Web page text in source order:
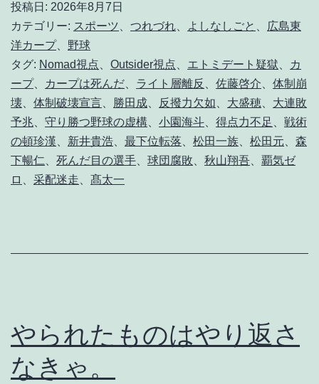
、
ゆ
。
投稿日: 2026年8月7日
カテゴリー: スポーツ、 つれづれ、 よしなしごと 、 広島東
洋カープ、 野球
タグ: Nomad視点、 Outsider視点、 エトミデート疑獄、
カ
ープ、 カープは死んだ、 ライト層離反 、 佐藤啓介、 体制崩
壊、 体制破壊宣言、 勝田成、 反撥力欠如、 大盛穂、 大連敗
予兆、 守り勝つ野球の虚構、 小園海斗、 得点力不足 、 戦術
の頓珍漢、 新井貴浩、 最下位転落、 松田一族、 松田元、 森
下暢仁、 死んだ目の選手、 球団腐敗、 秋山翔吾、 覇気ゼ
ロ 、 采配迷走、 髙太一
やられたものはやり返さ
なきゃ。